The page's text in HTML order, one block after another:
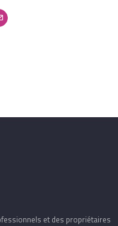
et des propriétaires